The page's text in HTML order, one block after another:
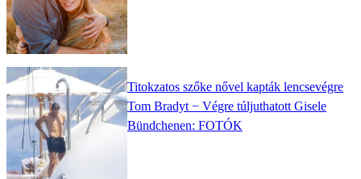
Titokzatos szőke nővel kapták lencsevégre
Tom Bradyt − Végre túljuthatott Gisele
Bündchenen: FOTÓK